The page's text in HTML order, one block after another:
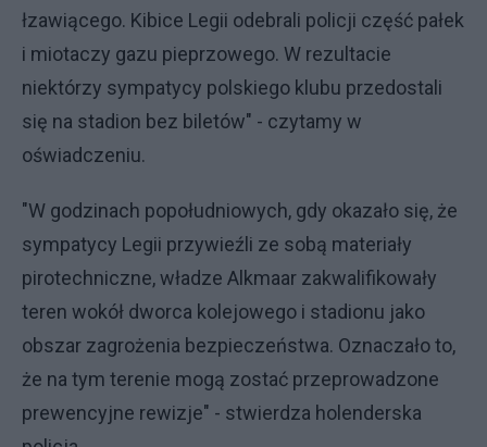
łzawiącego. Kibice Legii odebrali policji część pałek
i miotaczy gazu pieprzowego. W rezultacie
niektórzy sympatycy polskiego klubu przedostali
się na stadion bez biletów" - czytamy w
oświadczeniu.
"W godzinach popołudniowych, gdy okazało się, że
sympatycy Legii przywieźli ze sobą materiały
pirotechniczne, władze Alkmaar zakwalifikowały
teren wokół dworca kolejowego i stadionu jako
obszar zagrożenia bezpieczeństwa. Oznaczało to,
że na tym terenie mogą zostać przeprowadzone
prewencyjne rewizje" - stwierdza holenderska